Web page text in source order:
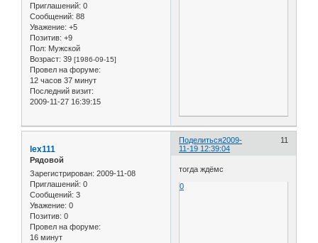
Приглашений: 0
Сообщений: 88
Уважение: +5
Позитив: +9
Пол: Мужской
Возраст: 39 [1986-09-15]
Провел на форуме:
12 часов 37 минут
Последний визит:
2009-11-27 16:39:15
Поделиться 11
2009-
11-19 12:39:04
lex111
Рядовой
Зарегистрирован: 2009-11-08
Приглашений: 0
Сообщений: 3
Уважение: 0
Позитив: 0
Провел на форуме:
16 минут
тогда ждёмс
0